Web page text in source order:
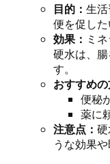
目的： 生
便を促した
効果： ミ
硬水は、
す。
おすすめの
便秘
薬に
注意点：
うな効果